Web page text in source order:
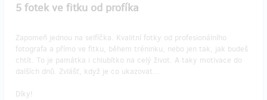
5 fotek ve fitku od profíka
Zapomeň jednou na selfíčka. Kvalitní fotky od profesionálního
fotografa a přímo ve fitku, během tréninku, nebo jen tak, jak budeš
chtít. To je památka i chlubítko na celý život. A taky motivace do
dalších dnů. Zvlášť, když je co ukazovat…
Díky!